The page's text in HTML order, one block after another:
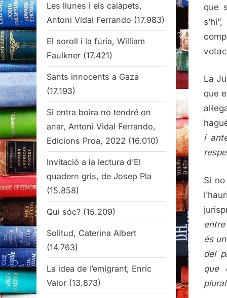
que
La
que
i
Si
és
del
que
Les llunes i els calàpets,
Antoni Vidal Ferrando (17.983)
El soroll i la fúria, William
Faulkner (17.421)
Sants innocents a Gaza
(17.193)
Si entra boira no tendré on
anar, Antoni Vidal Ferrando,
Edicions Proa, 2022 (16.010)
Invitació a la lectura d’El
quadern gris, de Josep Pla
(15.858)
Qui sóc? (15.209)
Solitud, Caterina Albert
(14.763)
La idea de l’emigrant, Enric
Valor (13.873)